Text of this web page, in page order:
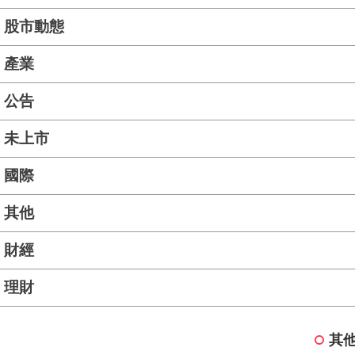
股市動態
產業
公告
未上市
國際
其他
財經
理財
其